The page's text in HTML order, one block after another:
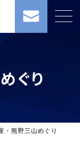
ぐり
・熊野三山めぐり